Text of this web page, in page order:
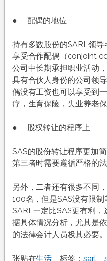
● 配偶的地位
持有多数股份的SARL领
享受合作配偶（conjoint
公司中长期承担职业活动
具有合伙人身份的公司领
偶没有工资也可以享受到
疗，生育保险，失业养老保
● 股权转让的程序上
SAS的股份转让程序更加
第三者时需要遵循严格的法
另外，二者还有很多不同
100名，但是SAS没有限
SARL一定比SAS更有利
据具体情况分析，尤其是
的法律会计人员极其必要。
张贴在生活 标签： sarl、